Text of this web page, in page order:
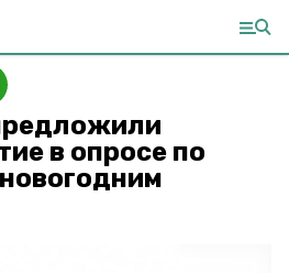
в опросе по